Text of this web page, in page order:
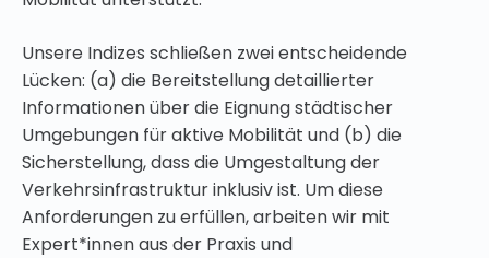
Unsere Indizes schließen zwei entscheidende
Lücken: (a) die Bereitstellung detaillierter
Informationen über die Eignung städtischer
Umgebungen für aktive Mobilität und (b) die
Sicherstellung, dass die Umgestaltung der
Verkehrsinfrastruktur inklusiv ist. Um diese
Anforderungen zu erfüllen, arbeiten wir mit
Expert*innen aus der Praxis und